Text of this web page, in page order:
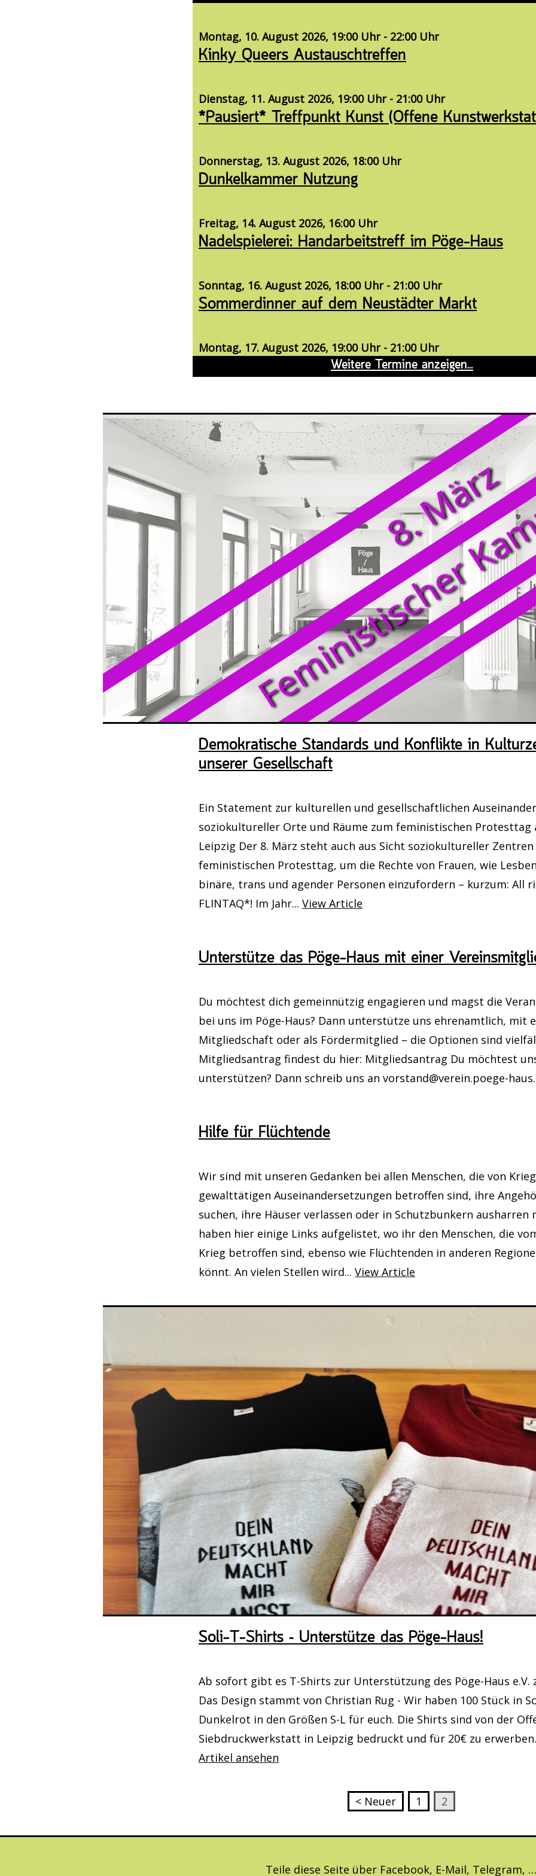
Montag, 10. August 2026, 19:00 Uhr - 22:00 Uhr
Kinky Queers Austauschtreffen
Dienstag, 11. August 2026, 19:00 Uhr - 21:00 Uhr
*Pausiert* Treffpunkt Kunst (Offene
Donnerstag, 13. August 2026, 18:00 Uhr
Dunkelkammer Nutzung
Freitag, 14. August 2026, 16:00 Uhr
Nadelspielerei: Handarbeitstreff im Pöge-Haus
Sonntag, 16. August 2026, 18:00 Uhr - 21:00 Uhr
Sommerdinner auf dem Neustädter Markt
Montag, 17. August 2026, 19:00 Uhr - 21:00 Uhr
Auf Spurensuche: NS-Vergangenheit im eigenen
Montag, 17. August 2026, 19:00 Uhr
Lines & Layers (Zeichenkurs)
Dienstag, 18. August 2026, 15:00 Uhr - 17:00 Uhr
Kniffeln auf dem Neustädter Markt
Donnerstag, 20. August 2026, 18:00 Uhr
Dunkelkammer Nutzung
Freitag, 21. August 2026, 16:00 Uhr
Nadelspielerei: Handarbeitstreff im Pöge-Haus
Sonntag, 23. August 2026, 17:00 Uhr - 22:00 Uhr
Freiluftkonzerte im Bürgergarten
Dienstag, 25. August 2026, 11:00 Uhr - 17:00 Uhr
Gemeinsam den Weg bereiten - Für eine
Dienstag, 25. August 2026, 19:00 Uhr
LILA Bingo Dinner
Dienstag, 25. August 2026, 19:00 Uhr - 21:00 Uhr
Mittwoch, 26. August 2026, 18:00 Uhr - 20:00 Uhr
Donnerstag, 27. August 2026, 18:00 Uhr
Dunkelkammer Nutzung
Lines & Layers (Zeichenkurs)
Donnerstag, 3. September 2026, 10:00 Uhr - 16:30 Uhr
Workshopbuffet: Gestärkt durch die Krise
Donnerstag, 3. September 2026, 18:00 Uhr
Nadelspielerei: Handarbeitstreff im Pöge-Haus
Freitag, 4. September 2026, 19:00 Uhr
Draußen vor der Tür - Theater im Herzen
Dienstag, 8. September 2026, 19:00 Uhr - 21:00 Uhr
*Pausiert* Treffpunkt Kunst (Offene
Donnerstag, 10. September 2026, 18:00 Uhr
Dunkelkammer Nutzung
Freitag, 11. September 2026, 16:00 Uhr
Nadelspielerei: Handarbeitstreff im Pöge-Haus
Montag, 14. September 2026, 19:00 Uhr
Donnerstag, 17. September 2026, 18:00 Uhr
Dunkelkammer Nutzung
Nadelspielerei: Handarbeitstreff im Pöge-Haus
Sonntag, 20. September 2026, 12:00 Uhr - 14:30 Uhr
Demokratische Standards und Konflikte in
unserer Gesellschaft
Ein Statement zur kulturellen und gesellschaftlichen
soziokultureller Orte und Räume zum feministischen Protesttag
Leipzig Der 8. März steht auch aus Sicht soziokultureller
feministischen Protesttag, um die Rechte von Frauen, wie
binäre, trans und agender Personen einzufordern – kurzum: All
FLINTAQ*! Im Jahr... View Article
Unterstütze das Pöge-Haus mit einer
Du möchtest dich gemeinnützig engagieren und magst die
bei uns im Pöge-Haus? Dann unterstütze uns ehrenamtlich, mit
Mitgliedschaft oder als Fördermitglied – die Optionen sind
Mitgliedsantrag findest du hier: Mitgliedsantrag Du möchtest
unterstützen? Dann schreib uns an vorstand@verein.poege-
Hilfe für Flüchtende
Wir sind mit unseren Gedanken bei allen Menschen, die von
gewalttätigen Auseinandersetzungen betroffen sind, ihre
suchen, ihre Häuser verlassen oder in Schutzbunkern ausharren
haben hier einige Links aufgelistet, wo ihr den Menschen, die
Krieg betroffen sind, ebenso wie Flüchtenden in anderen
könnt. An vielen Stellen wird... View Article
Soli-T-Shirts – Unterstütze das Pöge-Haus!
Ab sofort gibt es T-Shirts zur Unterstützung des Pöge-Haus e.V.
Das Design stammt von Christian Rug - Wir haben 100 Stück in
Dunkelrot in den Größen S-L für euch. Die Shirts sind von der
Siebdruckwerkstatt in Leipzig bedruckt und für 20€ zu erwerben.
Artikel ansehen
< Neuer 1 2
Teile diese Seite über Facebook, E-Mail, Telegram,